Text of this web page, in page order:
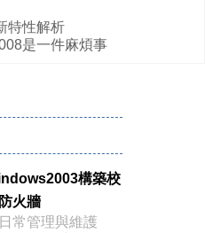
特性解析
是一件麻煩事
構築校
火牆
常管理與維護